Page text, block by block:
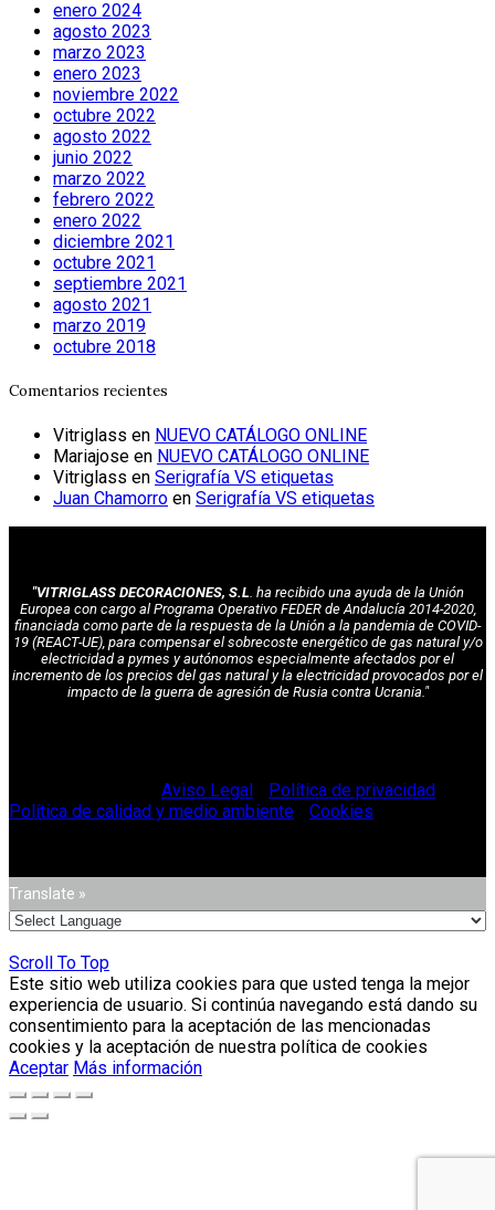
enero 2024
agosto 2023
marzo 2023
enero 2023
noviembre 2022
octubre 2022
agosto 2022
junio 2022
marzo 2022
febrero 2022
enero 2022
diciembre 2021
octubre 2021
septiembre 2021
agosto 2021
marzo 2019
octubre 2018
Comentarios recientes
Vitriglass en NUEVO CATÁLOGO ONLINE
Mariajose en NUEVO CATÁLOGO ONLINE
Vitriglass en Serigrafía VS etiquetas
Juan Chamorro en Serigrafía VS etiquetas
"VITRIGLASS DECORACIONES, S.L. ha recibido una ayuda de la Unión
Europea con cargo al Programa Operativo FEDER de Andalucía 2014-2020,
financiada como parte de la respuesta de la Unión a la pandemia de COVID-
19 (REACT-UE), para compensar el sobrecoste energético de gas natural y/o
electricidad a pymes y autónomos especialmente afectados por el
incremento de los precios del gas natural y la electricidad provocados por el
impacto de la guerra de agresión de Rusia contra Ucrania."
Aviso Legal Política de privacidad
Política de calidad y medio ambiente
Cookies
Translate »
Scroll To Top
Este sitio web utiliza cookies para que usted tenga la mejor
experiencia de usuario. Si continúa navegando está dando su
consentimiento para la aceptación de las mencionadas
cookies y la aceptación de nuestra política de cookies
Aceptar Más información